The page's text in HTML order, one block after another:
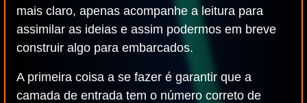
mais claro, apenas acompanhe a leitura para
assimilar as ideias e assim podermos em breve
construir algo para embarcados.
A primeira coisa a se fazer é garantir que a
camada de entrada tem o número correto de